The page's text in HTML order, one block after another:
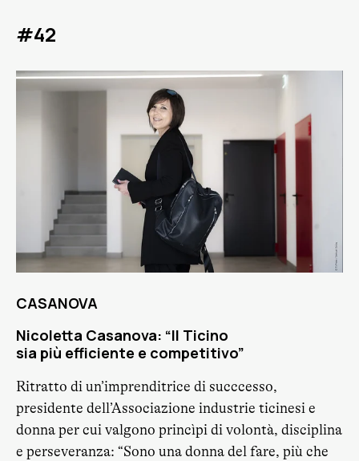
#42
CASANOVA
Nicoletta Casanova: “Il Ticino
sia più efficiente e competitivo”
Ritratto di un’imprenditrice di succcesso,
presidente dell’Associazione industrie ticinesi e
donna per cui valgono princìpi di volontà, disciplina
e perseveranza: “Sono una donna del fare, più che